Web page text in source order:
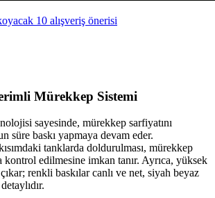
10 alışveriş önerisi
Mürekkep Sistemi
sayesinde, mürekkep sarfiyatını
süre baskı yapmaya devam eder.
tanklarda doldurulması, mürekkep
edilmesine imkan tanır. Ayrıca, yüksek
renkli baskılar canlı ve net, siyah beyaz